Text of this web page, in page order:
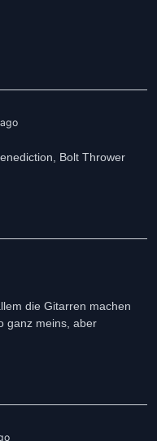
Bolt Thrower
die Gitarren machen
ganz meins, aber